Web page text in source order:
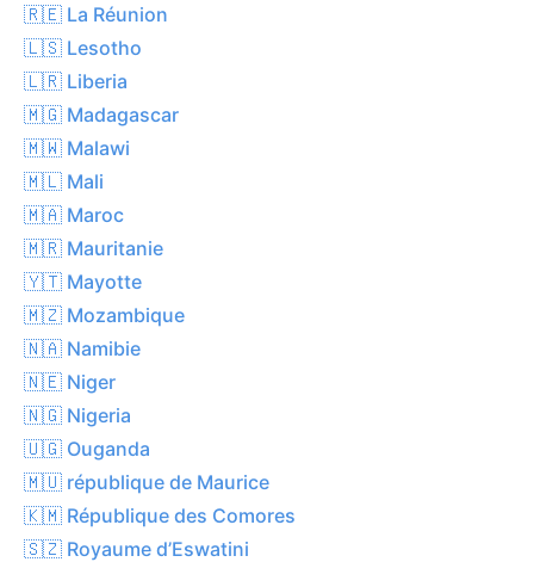
🇷🇪 La Réunion
🇱🇸 Lesotho
🇱🇷 Liberia
🇲🇬 Madagascar
🇲🇼 Malawi
🇲🇱 Mali
🇲🇦 Maroc
🇲🇷 Mauritanie
🇾🇹 Mayotte
🇲🇿 Mozambique
🇳🇦 Namibie
🇳🇪 Niger
🇳🇬 Nigeria
🇺🇬 Ouganda
🇲🇺 république de Maurice
🇰🇲 République des Comores
🇸🇿 Royaume d’Eswatini